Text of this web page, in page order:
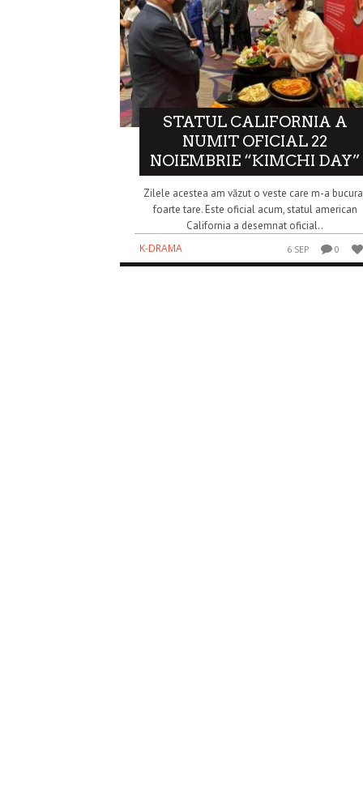
STATUL CALIFORNIA A
NUMIT OFICIAL 22
NOIEMBRIE “KIMCHI DAY”
Zilele acestea am văzut o veste care m-a
foarte tare. Este oficial acum, statul american
California a desemnat oficial..
K-DRAMA
6 SEP 0